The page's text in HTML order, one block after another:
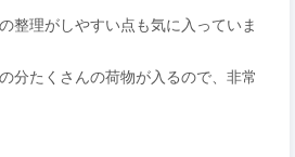
整理がしやすい点も気に入っていま
分たくさんの荷物が入るので、非常